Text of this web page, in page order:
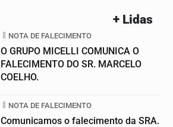
+ Lidas
NOTA DE FALECIMENTO
O GRUPO MICELLI COMUNICA O
FALECIMENTO DO SR. MARCELO
COELHO.
NOTA DE FALECIMENTO
Comunicamos o falecimento da SRA.